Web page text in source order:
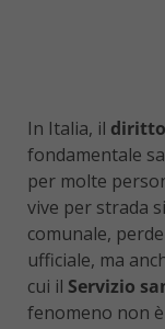
In Italia, il
fondamentale
per molte
vive per strada
comunale,
ufficiale, ma
cui il Servizio
fenomeno non